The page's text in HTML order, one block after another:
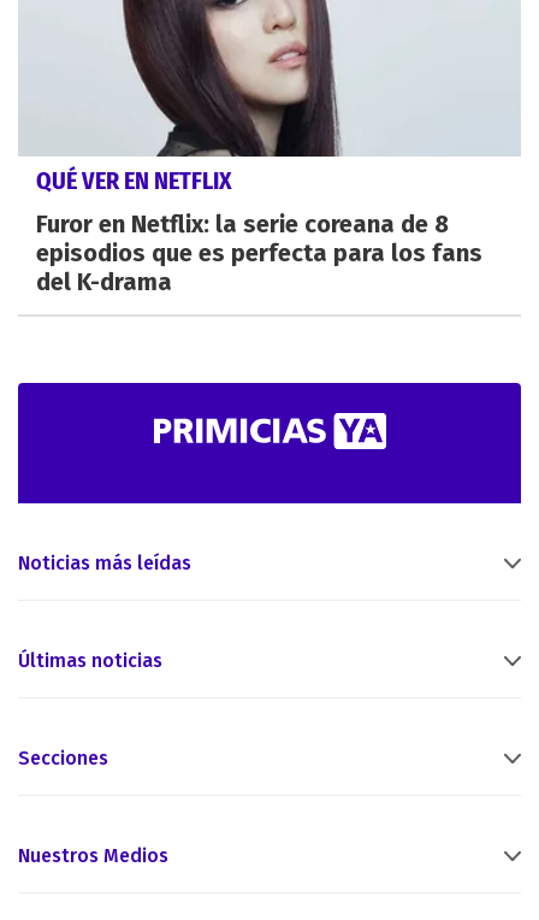
QUÉ VER EN NETFLIX
Furor en Netflix: la serie coreana de 8
episodios que es perfecta para los fans
del K-drama
Noticias más leídas
Últimas noticias
Secciones
Nuestros Medios